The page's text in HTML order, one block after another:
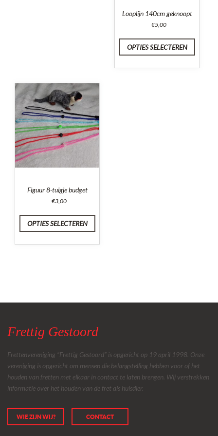
Looplijn 140cm geknoopt
€5,00
OPTIES SELECTEREN
Figuur 8-tuigje budget
€3,00
OPTIES SELECTEREN
Frettig Gestoord
Frettenvereniging “Frettig Gestoord” is opgericht op 19 april 1998. Onze
vereniging is opgericht om mensen die belangstelling hebben voor of het
houden van fretten met elkaar in contact te laten brengen. Wij verstrekken
informatie over het houden van de fret als huisdier.
WIE ZIJN WIJ? CONTACT